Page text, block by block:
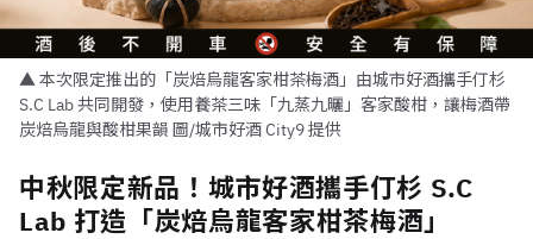
▲ 本次限定推出的「炭焙烏龍客家柑茶梅酒」由城市好酒攜手仃杉
S.C Lab 共同開發，使用養茶三味「九蒸九曬」客家酸柑，讓梅酒帶
炭焙烏龍與酸柑果韻 圖/城市好酒 City9 提供
中秋限定新品！城市好酒攜手仃杉 S.C
Lab 打造「炭焙烏龍客家柑茶梅酒」